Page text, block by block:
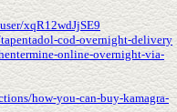
xqR12wdJjSE9
cod-overnight-delivery
online-overnight-via-
how-you-can-buy-kamagra-